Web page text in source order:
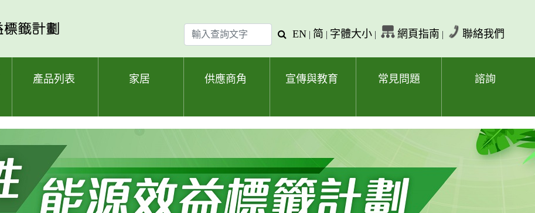
輸
入
查
查
字
EN | 简 | 字體大小 | 網頁指南 | 聯絡我們
產品列表 家居 供應商角 宣傳與教育 常見問題 諮詢